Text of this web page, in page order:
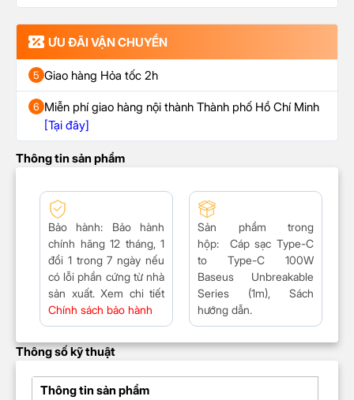
ƯU ĐÃI VẬN CHUYỂN
5 Giao hàng Hỏa tốc 2h
6 Miễn phí giao hàng nội thành Thành phố Hồ Chí Minh
[Tại đây]
Thông tin sản phẩm
Bảo hành: Bảo hành
chính hãng 12 tháng, 1
đổi 1 trong 7 ngày nếu
có lỗi phần cứng từ nhà
sản xuất. Xem chi tiết
Chính sách bảo hành
Sản phẩm trong
hộp:
Cáp sạc Type-C
to Type-C 100W
Baseus Unbreakable
Series (1m), Sách
hướng dẫn.
Thông số kỹ thuật
Thông tin sản phẩm